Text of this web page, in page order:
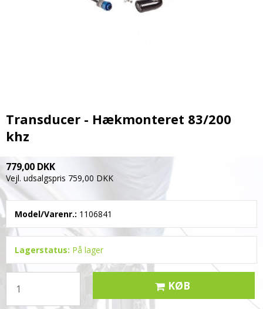
Transducer - Hækmonteret 83/200
khz
779,00 DKK
Vejl. udsalgspris 759,00 DKK
Model/Varenr.: 1106841
Lagerstatus: På lager
KØB